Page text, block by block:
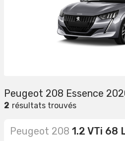
Peugeot 208 Essence
2 résultats trouvés
Peugeot 208 1.2 VTi 68